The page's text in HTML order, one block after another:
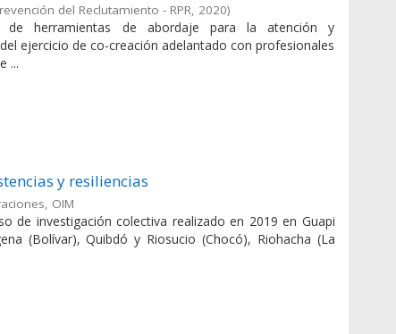
del Reclutamiento - RPR, 2020)
de herramientas de abordaje para la atención y
ejercicio de co-creación adelantado con profesionales
...
y resiliencias
OIM
de investigación colectiva realizado en 2019 en Guapi
(Bolívar), Quibdó y Riosucio (Chocó), Riohacha (La